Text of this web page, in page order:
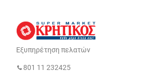
Εξυπηρέτηση πελατών
801 11 232425